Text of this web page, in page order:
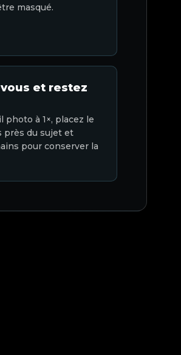
masqué.
et restez
photo à 1×, placez le
près du sujet et
pour conserver la